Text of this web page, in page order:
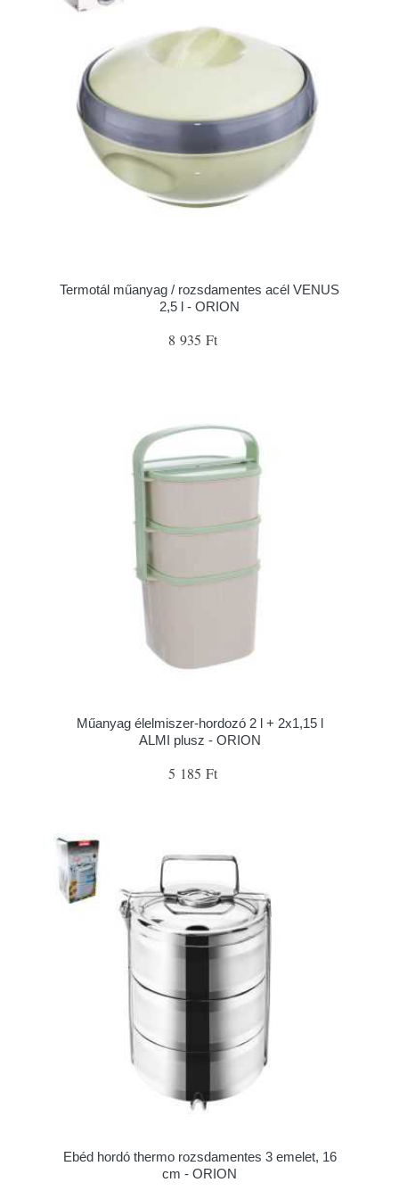
Termotál műanyag / rozsdamentes acél VENUS
2,5 l - ORION
8 935 Ft
Műanyag élelmiszer-hordozó 2 l + 2x1,15 l
ALMI plusz - ORION
5 185 Ft
Ebéd hordó thermo rozsdamentes 3 emelet, 16
cm - ORION